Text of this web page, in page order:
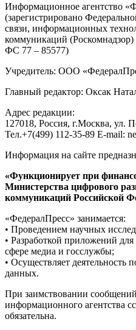
Информационное агентство
(зарегистрировано
связи, информационных
коммуникаций
ФС 77 – 85577)
Учредитель: ООО
Главный редактор: Оксак
Адрес редакции:
127018, Россия, г.Москва, ул.
Тел.+7(499) 112-35-89 E-mail:
Информация на сайте
«Функционирует при
Министерства цифрового
коммуникаций Российской
«ФедералПресс» занимается:
• Проведением научных
• Разработкой приложений
сфере медиа и госслужбы;
• Осуществляет деятельность
данных.
При заимствовании
информационного агентства
обязательна.